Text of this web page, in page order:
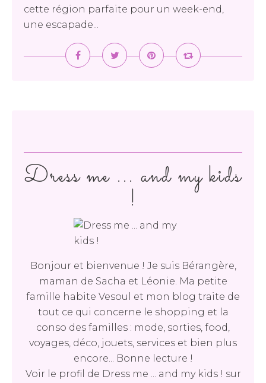
cette région parfaite pour un week-end,
une escapade...
Dress me ... and my kids
!
Bonjour et bienvenue ! Je suis Bérangère,
maman de Sacha et Léonie. Ma petite
famille habite Vesoul et mon blog traite de
tout ce qui concerne le shopping et la
conso des familles : mode, sorties, food,
voyages, déco, jouets, services et bien plus
encore... Bonne lecture !
Voir le profil de Dress me ... and my kids ! sur